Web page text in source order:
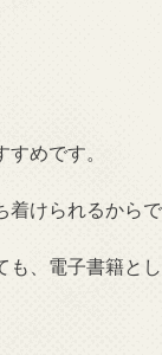
めです。
けられるからで
、電子書籍と